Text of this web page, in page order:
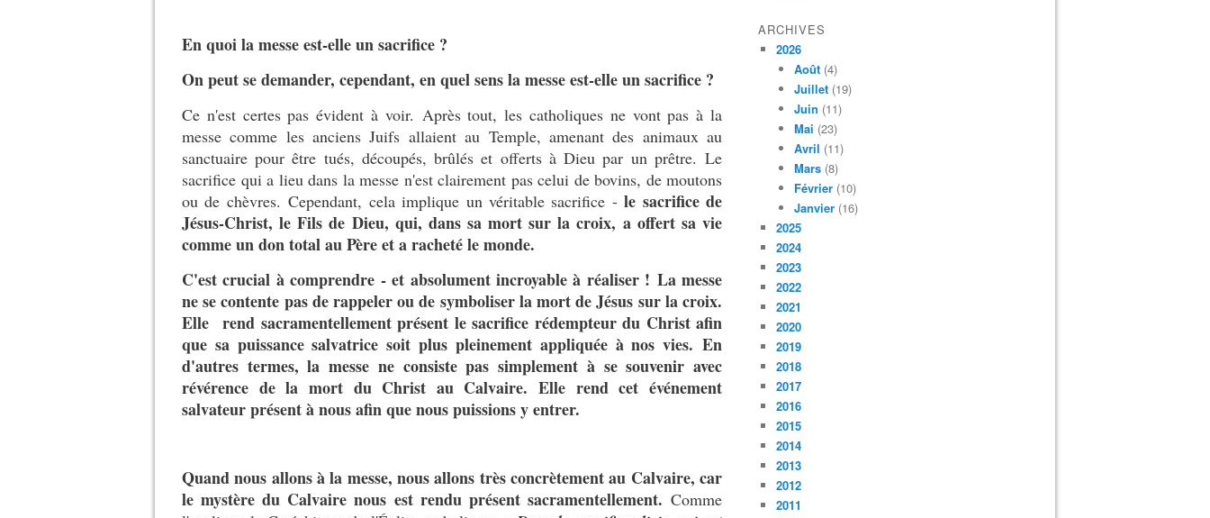
En quoi la messe est-elle un sacrifice ?
On peut se demander, cependant, en quel sens la messe est-elle un sacrifice ?
Ce n'est certes pas évident à voir. Après tout, les catholiques ne vont pas à la
messe comme les anciens Juifs allaient au Temple, amenant des animaux au
sanctuaire pour être tués, découpés, brûlés et offerts à Dieu par un prêtre. Le
sacrifice qui a lieu dans la messe n'est clairement pas celui de bovins, de moutons
ou de chèvres. Cependant, cela implique un véritable sacrifice -le sacrifice de
Jésus-Christ, le Fils de Dieu, qui, dans sa mort sur la croix, a offert sa vie
comme un don total au Père et a racheté le monde.
C'est crucial à comprendre - et absolument incroyable à réaliser ! La messe
ne se contente pas de rappeler ou de symboliser la mort de Jésus sur la croix.
Elle rend sacramentellement présent le sacrifice rédempteur du Christ afin
que sa puissance salvatrice soit plus pleinement appliquée à nos vies. En
d'autres termes, la messe ne consiste pas simplement à se souvenir avec
révérence de la mort du Christ au Calvaire. Elle rend cet événement
salvateur présent à nous afin que nous puissions y entrer.
Quand nous allons à la messe, nous allons très concrètement au Calvaire, car
le mystère du Calvaire nous est rendu présent sacramentellement. Comme
ARCHIVES
2026
Août (4)
Juillet (19)
Juin (11)
Mai (23)
Avril (11)
Mars (8)
Février (10)
Janvier (16)
2025
2024
2023
2022
2021
2020
2019
2018
2017
2016
2015
2014
2013
2012
2011